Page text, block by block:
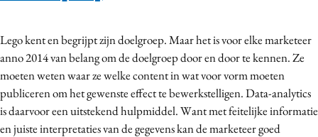
Lego kent en begrijpt zijn doelgroep. Maar het is voor elke marketeer
anno 2014 van belang om de doelgroep door en door te kennen. Ze
moeten weten waar ze welke content in wat voor vorm moeten
publiceren om het gewenste effect te bewerkstelligen. Data-analytics
is daarvoor een uitstekend hulpmiddel. Want met feitelijke informatie
en juiste interpretaties van de gegevens kan de marketeer goed